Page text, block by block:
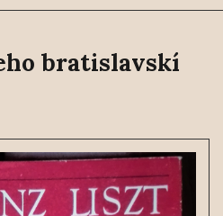
bratislavskí